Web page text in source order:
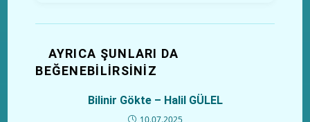
AYRICA ŞUNLARI DA
BEĞENEBILIRSINIZ
Bilinir Gökte – Halil GÜLEL
10.07.2025